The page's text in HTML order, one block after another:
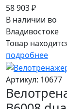
58 903 ₽
В наличии во
Владивостоке
Товар
подробнее
Артикул: 10677